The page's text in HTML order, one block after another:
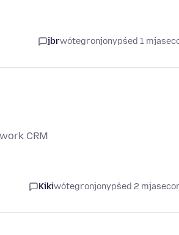
jbrwótegronjonypśed 1
CRM
Kikiwótegronjonypśed 2